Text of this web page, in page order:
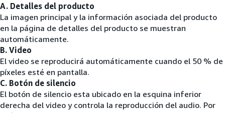
A. Detalles del producto
La imagen principal y la información asociada del producto
en la página de detalles del producto se muestran
automáticamente.
B. Video
El video se reproducirá automáticamente cuando el 50 % de
píxeles esté en pantalla.
C. Botón de silencio
El botón de silencio esta ubicado en la esquina inferior
derecha del video y controla la reproducción del audio. Por